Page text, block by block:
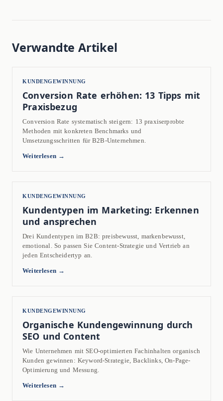
Verwandte Artikel
KUNDENGEWINNUNG
Conversion Rate erhöhen: 13 Tipps mit
Praxisbezug
Conversion Rate systematisch steigern: 13 praxiserprobte
Methoden mit konkreten Benchmarks und
Umsetzungsschritten für B2B-Unternehmen.
Weiterlesen →
KUNDENGEWINNUNG
Kundentypen im Marketing: Erkennen
und ansprechen
Drei Kundentypen im B2B: preisbewusst, markenbewusst,
emotional. So passen Sie Content-Strategie und Vertrieb an
jeden Entscheidertyp an.
Weiterlesen →
KUNDENGEWINNUNG
Organische Kundengewinnung durch
SEO und Content
Wie Unternehmen mit SEO-optimierten Fachinhalten organisch
Kunden gewinnen: Keyword-Strategie, Backlinks, On-Page-
Optimierung und Messung.
Weiterlesen →